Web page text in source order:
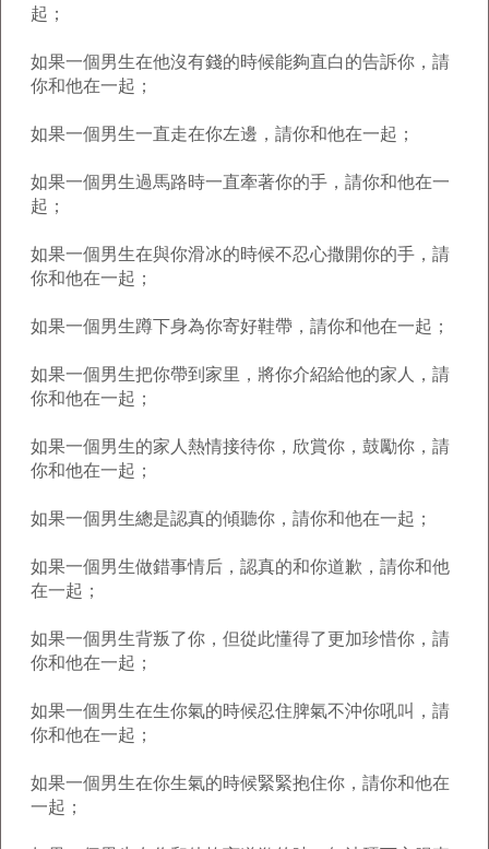
起；
如果一個男生在他沒有錢的時候能夠直白的告訴你，請
你和他在一起；
如果一個男生一直走在你左邊，請你和他在一起；
如果一個男生過馬路時一直牽著你的手，請你和他在一
起；
如果一個男生在與你滑冰的時候不忍心撒開你的手，請
你和他在一起；
如果一個男生蹲下身為你寄好鞋帶，請你和他在一起；
如果一個男生把你帶到家里，將你介紹給他的家人，請
你和他在一起；
如果一個男生的家人熱情接待你，欣賞你，鼓勵你，請
你和他在一起；
如果一個男生總是認真的傾聽你，請你和他在一起；
如果一個男生做錯事情后，認真的和你道歉，請你和他
在一起；
如果一個男生背叛了你，但從此懂得了更加珍惜你，請
你和他在一起；
如果一個男生在生你氣的時候忍住脾氣不沖你吼叫，請
你和他在一起；
如果一個男生在你生氣的時候緊緊抱住你，請你和他在
一起；